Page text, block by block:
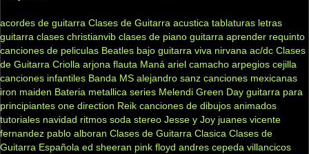
acordes de guitarra Clases de Guitarra acustica tablaturas letras
guitarra clases christianvib clases de piano guitarra aprender requinto
canciones de peliculas Beatles bajo guitarra viva nirvana ac/dc Clases
de Guitarra Criolla arjona flauta Maná ariel camacho arpegios cejilla
canciones infantiles Banda MS alejandro sanz canciones mexicanas
iron maiden Bateria metallica series Melendi Green Day guitarra para
principiantes one direction Reik canciones de dibujos animados
tutoriales navidad ritmos soda stereo Jesse y Joy juanes vicente
fernandez pablo alboran Clases de Guitarra Clasica Clases de
Guitarra Española ed sheeran pink floyd andres cepeda villancicos